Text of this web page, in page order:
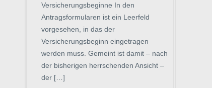
Versicherungsbeginne In den
Antragsformularen ist ein Leerfeld
vorgesehen, in das der
Versicherungsbeginn eingetragen
werden muss. Gemeint ist damit – nach
der bisherigen herrschenden Ansicht –
der […]